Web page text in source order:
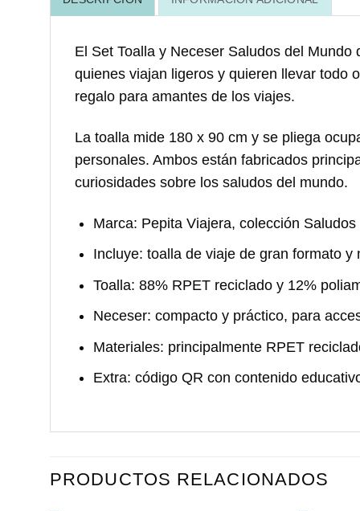
El Set Toalla y Neceser Saludos del Mundo
quienes viajan ligeros y quieren llevar todo
regalo para amantes de los viajes.
La toalla mide 180 x 90 cm y se pliega
personales. Ambos están fabricados
curiosidades sobre los saludos del mundo.
Marca: Pepita Viajera, colección Saludos
Incluye: toalla de viaje de gran formato y
Toalla: 88% RPET reciclado y 12%
Neceser: compacto y práctico, para
Materiales: principalmente RPET
Extra: código QR con contenido
PRODUCTOS RELACIONADOS